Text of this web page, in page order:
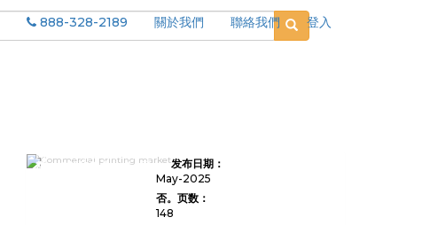
888-328-2189 關於我們 聯絡我們
登入
商业印刷市场规模，份
额，增长和行业分析，通
发布日期：
May-2025
否。页数：
148